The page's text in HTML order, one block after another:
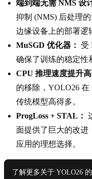
端到端无需 NMS 设
抑制 (NMS) 后处理
边缘设备上的部署逻
MuSGD 优化器：
受
确保了训练的稳定性
CPU 推理速度提升高
的移除，YOLO26
传统模型高得多。
ProgLoss + STAL：
面提供了巨大的改进
应用的理想选择。
了解更多关于 YOLO26